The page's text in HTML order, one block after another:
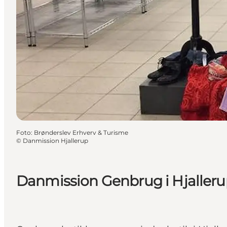
Danmission Genbrug i
Foto: Brønderslev Erhverv & Turisme
© Danmission Hjallerup